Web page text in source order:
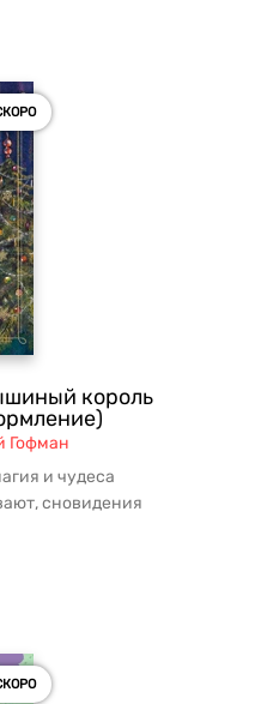
король
Гофман
и чудеса
сновидения
но и зло...